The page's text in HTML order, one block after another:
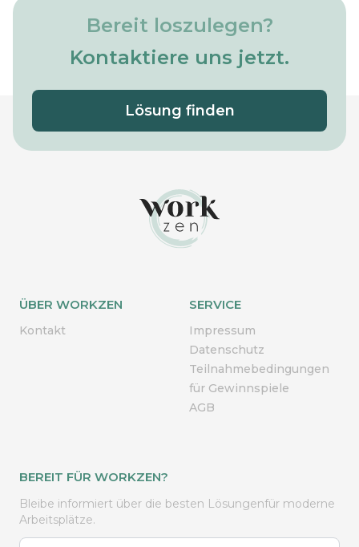
Bereit loszulegen?
Kontaktiere uns jetzt.
Lösung finden
ÜBER WORKZEN
Kontakt
SERVICE
Impressum
Datenschutz
Teilnahmebedingungen
für Gewinnspiele
AGB
BEREIT FÜR WORKZEN?
Bleibe informiert über die besten Lösungenfür moderne
Arbeitsplätze.